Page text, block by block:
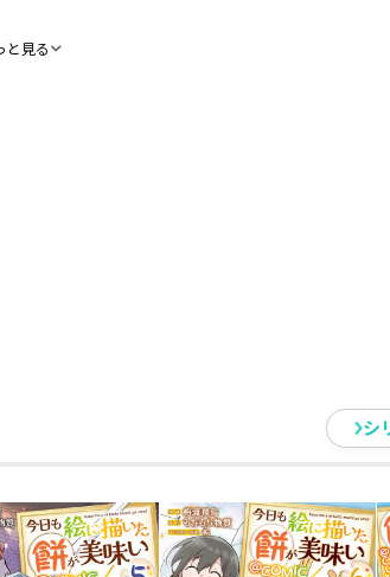
”ファンタジー・第７巻！
と見る
シ